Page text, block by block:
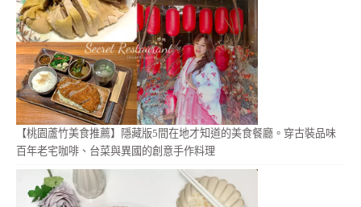
【桃園蘆竹美食推薦】隱藏版5間在地才知道的美食餐廳。穿古裝品味
百年老宅咖啡、台菜與異國的創意手作料理